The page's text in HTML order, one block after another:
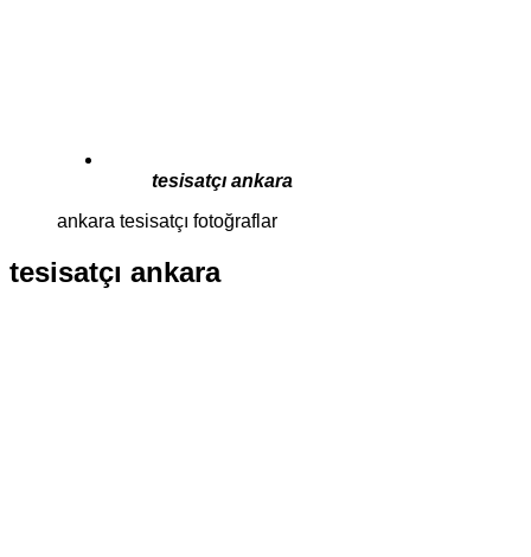
tesisatçı ankara
ankara tesisatçı fotoğraflar
tesisatçı ankara